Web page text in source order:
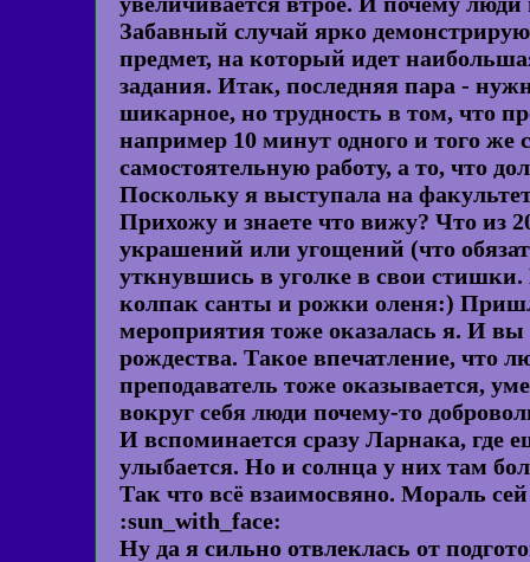
Забавный случай ярко
предмет, на который идет
задания. Итак, последняя пара -
шикарное, но трудность в том, что
например 10 минут одного и того
самостоятельную работу, а то, что
Поскольку я выступала на
Прихожу и знаете что вижу? Что из
украшений или угощений (что
уткнувшись в уголке в свои
колпак санты и рожки оленя:)
мероприятия тоже оказалась я. И вы
рождества. Такое впечатление, что
преподаватель тоже оказывается,
вокруг себя люди почему-то
И вспоминается сразу Ларнака, где
улыбается. Но и солнца у них там
Так что всё взаимосвяно. Мораль
:sun_with_face:
Ну да я сильно отвлеклась от